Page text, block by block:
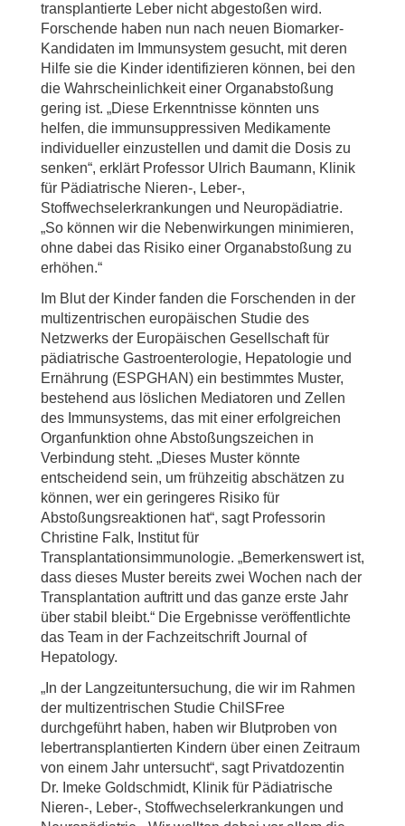
transplantierte Leber nicht abgestoßen wird.
Forschende haben nun nach neuen Biomarker-
Kandidaten im Immunsystem gesucht, mit deren
Hilfe sie die Kinder identifizieren können, bei den
die Wahrscheinlichkeit einer Organabstoßung
gering ist. „Diese Erkenntnisse könnten uns
helfen, die immunsuppressiven Medikamente
individueller einzustellen und damit die Dosis zu
senken“, erklärt Professor Ulrich Baumann, Klinik
für Pädiatrische Nieren-, Leber-,
Stoffwechselerkrankungen und Neuropädiatrie.
„So können wir die Nebenwirkungen minimieren,
ohne dabei das Risiko einer Organabstoßung zu
erhöhen.“
Im Blut der Kinder fanden die Forschenden in der
multizentrischen europäischen Studie des
Netzwerks der Europäischen Gesellschaft für
pädiatrische Gastroenterologie, Hepatologie und
Ernährung (ESPGHAN) ein bestimmtes Muster,
bestehend aus löslichen Mediatoren und Zellen
des Immunsystems, das mit einer erfolgreichen
Organfunktion ohne Abstoßungszeichen in
Verbindung steht. „Dieses Muster könnte
entscheidend sein, um frühzeitig abschätzen zu
können, wer ein geringeres Risiko für
Abstoßungsreaktionen hat“, sagt Professorin
Christine Falk, Institut für
Transplantationsimmunologie. „Bemerkenswert ist,
dass dieses Muster bereits zwei Wochen nach der
Transplantation auftritt und das ganze erste Jahr
über stabil bleibt.“ Die Ergebnisse veröffentlichte
das Team in der Fachzeitschrift Journal of
Hepatology.
„In der Langzeituntersuchung, die wir im Rahmen
der multizentrischen Studie ChilSFree
durchgeführt haben, haben wir Blutproben von
lebertransplantierten Kindern über einen Zeitraum
von einem Jahr untersucht“, sagt Privatdozentin
Dr. Imeke Goldschmidt, Klinik für Pädiatrische
Nieren-, Leber-, Stoffwechselerkrankungen und